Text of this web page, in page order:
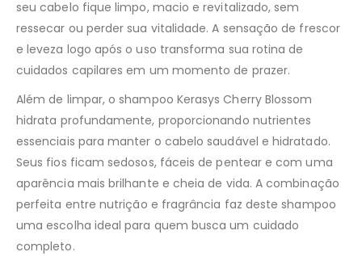
seu cabelo fique limpo, macio e revitalizado, sem
ressecar ou perder sua vitalidade. A sensação de frescor
e leveza logo após o uso transforma sua rotina de
cuidados capilares em um momento de prazer.
Além de limpar, o shampoo Kerasys Cherry Blossom
hidrata profundamente, proporcionando nutrientes
essenciais para manter o cabelo saudável e hidratado.
Seus fios ficam sedosos, fáceis de pentear e com uma
aparência mais brilhante e cheia de vida. A combinação
perfeita entre nutrição e fragrância faz deste shampoo
uma escolha ideal para quem busca um cuidado
completo.